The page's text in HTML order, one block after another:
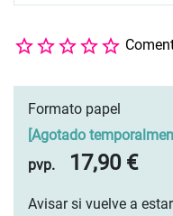
Formato papel
[Agotado
pvp.
17,90 €
Avisar si vuelve a